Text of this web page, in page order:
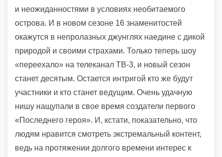
и неожиданностями в условиях необитаемого
острова. И в новом сезоне 16 знаменитостей
окажутся в непролазных джунглях наедине с дикой
природой и своими страхами. Только теперь шоу
«переехало» на телеканал ТВ-3, и новый сезон
станет десятым. Остается интригой кто же будут
участники и кто станет ведущим. Очень удачную
нишу нащупали в свое время создатели первого
«Последнего героя». И, кстати, показательно, что
людям нравится смотреть экстремальный контент,
ведь на протяжении долгого времени интерес к